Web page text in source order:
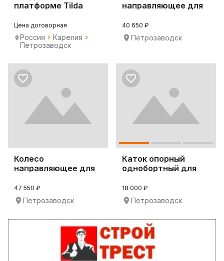
платформе Tilda
Цена договорная
Россия
Карелия
Петрозаводск
направляющее для
CAT329D
40 650 ₽
Петрозаводск
Колесо
направляющее для
Komatsu PC350L
47 550 ₽
Петрозаводск
Каток опорный
однобортный для
18 000 ₽
Петрозаводск